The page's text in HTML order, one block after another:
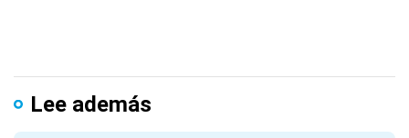
Lee además